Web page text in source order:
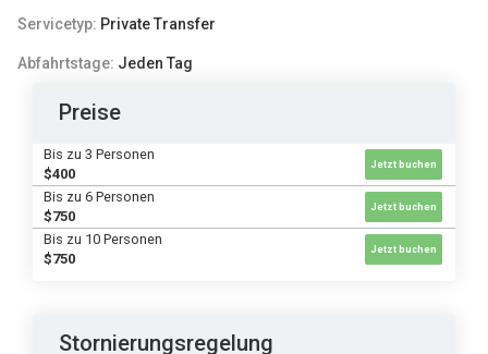
Servicetyp: Private Transfer
Abfahrtstage: Jeden Tag
Preise
Bis zu 3 Personen
$400
Jetzt buchen
Bis zu 6 Personen
$750
Jetzt buchen
Bis zu 10 Personen
$750
Jetzt buchen
Stornierungsregelung